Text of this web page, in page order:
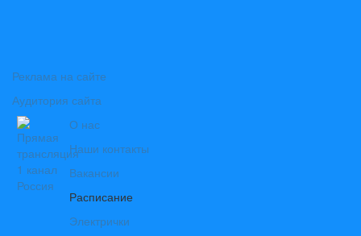
Реклама на сайте
Аудитория сайта
О нас
Наши контакты
Вакансии
Расписание
Электрички